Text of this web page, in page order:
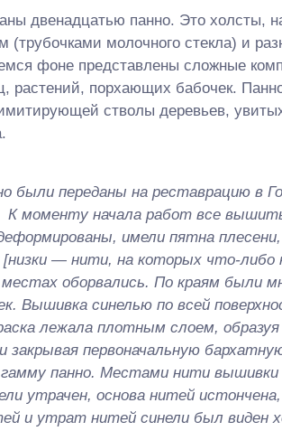
двенадцатью панно. Это холсты,
(трубочками молочного стекла) и
фоне представлены сложные
растений, порхающих бабочек.
стволы деревьев,
были переданы на реставрацию в
К моменту начала работ все
имели пятна
[низки — нити, на которых что-либо
местах оборвались. По краям были
Вышивка синелью по всей
лежала плотным слоем,
закрывая первоначальную
панно. Местами нити
утрачен, основа нитей
и утрат нитей синели был виден